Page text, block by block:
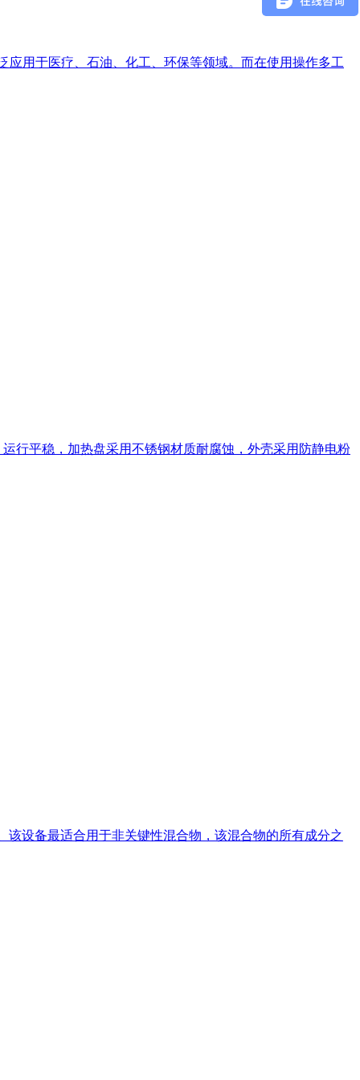
用于医疗、石油、化工、环保等领域。而在使用操作多工
行平稳，加热盘采用不锈钢材质耐腐蚀，外壳采用防静电粉
设备最适合用于非关键性混合物，该混合物的所有成分之